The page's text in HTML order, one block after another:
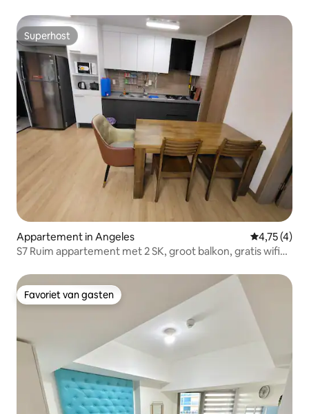
Superhost
Superhost
Appartement in Angeles
4,75 (4)
S7 Ruim appartement met 2 SK, groot balkon, gratis wifi
Favoriet van gasten
Favoriet van gasten